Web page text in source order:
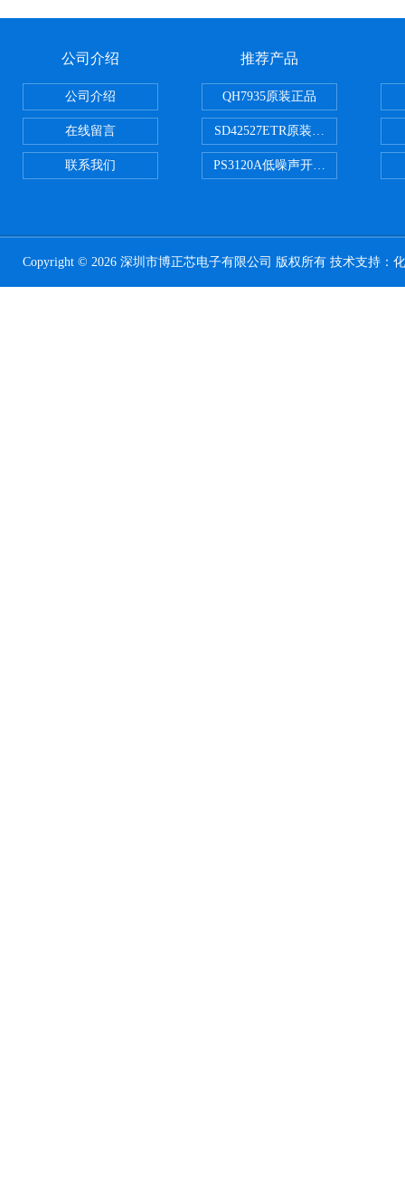
公司介绍
公司介绍
在线留言
联系我们
推荐产品
QH7935原装正品
SD42527ETR原装正品
PS3120A低噪声开关电容器原装正
Copyright © 2026 深圳市博正芯电子有限公司 版权所有 技术支持：